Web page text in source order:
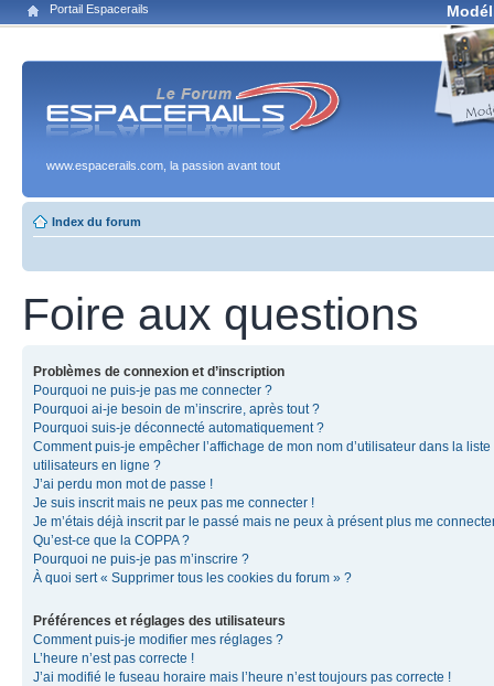
Portail Espacerails
www.espacerails.com, la passion avant tout
Index du forum
Foire aux questions
Problèmes de connexion et d’inscription
Pourquoi ne puis-je pas me connecter ?
Pourquoi ai-je besoin de m’inscrire, après tout ?
Pourquoi suis-je déconnecté automatiquement ?
Comment puis-je empêcher l’affichage de mon nom d’utilisateur dans la liste
utilisateurs en ligne ?
J’ai perdu mon mot de passe !
Je suis inscrit mais ne peux pas me connecter !
Je m’étais déjà inscrit par le passé mais ne peux à présent plus me
Qu’est-ce que la COPPA ?
Pourquoi ne puis-je pas m’inscrire ?
À quoi sert « Supprimer tous les cookies du forum » ?
Préférences et réglages des utilisateurs
Comment puis-je modifier mes réglages ?
L’heure n’est pas correcte !
J’ai modifié le fuseau horaire mais l’heure n’est toujours pas correcte !